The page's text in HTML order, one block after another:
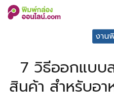
Skip
งาน
7 วิธีออกแบบ
สินค้า สำหรับอา